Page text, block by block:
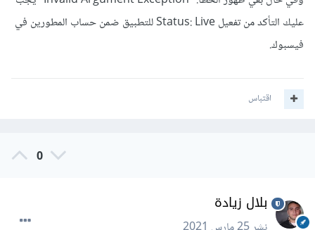
عليك التأكد من تفعيل Status: Live للتطبيق ضمن حساب المطورين في
فيسبوك.
اقتباس
0
بلال زيادة